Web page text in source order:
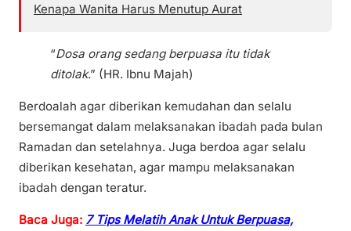
Kenapa Wanita Harus Menutup Aurat
“Dosa orang sedang berpuasa itu tidak
ditolak.” (HR. Ibnu Majah)
Berdoalah agar diberikan kemudahan dan selalu
bersemangat dalam melaksanakan ibadah pada bulan
Ramadan dan setelahnya. Juga berdoa agar selalu
diberikan kesehatan, agar mampu melaksanakan
ibadah dengan teratur.
Baca Juga: 7 Tips Melatih Anak Untuk Berpuasa,